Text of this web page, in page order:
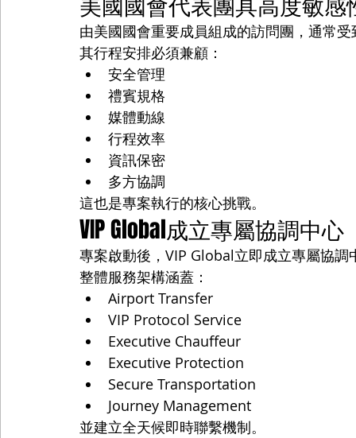
由美國國會重要成員組成的訪問團，通常
其行程安排必須兼顧：
安全管理
禮賓規格
媒體動線
行程效率
資訊保密
多方協調
這也是專案執行的核心挑戰。
VIP Global成立專屬協調中心
專案啟動後，VIP Global立即成立專屬協調
整體服務架構涵蓋：
Airport Transfer
VIP Protocol Service
Executive Chauffeur
Executive Protection
Secure Transportation
Journey Management
並建立全天候即時聯繫機制。